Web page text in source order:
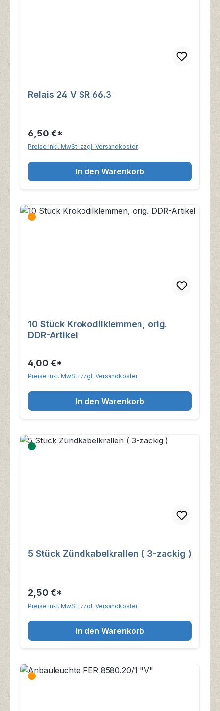
Relais 24 V SR 66.3
6,50 €*
Preise inkl. MwSt. zzgl. Versandkosten
In den Warenkorb
10 Stück Krokodilklemmen, orig.
DDR-Artikel
4,00 €*
Preise inkl. MwSt. zzgl. Versandkosten
In den Warenkorb
5 Stück Zündkabelkrallen ( 3-zackig )
2,50 €*
Preise inkl. MwSt. zzgl. Versandkosten
In den Warenkorb